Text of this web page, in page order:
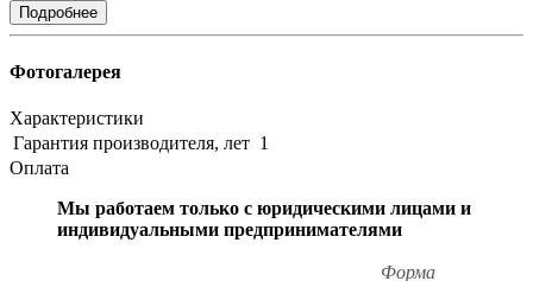
Подробнее
Фотогалерея
Характеристики
Гарантия производителя, лет 1
Оплата
Мы работаем только с юридическими лицами и
индивидуальными предпринимателями
Форма